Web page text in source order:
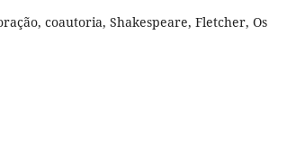
coautoria, Shakespeare, Fletcher, Os